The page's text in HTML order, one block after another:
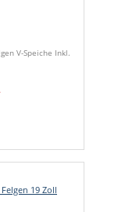
V-Speiche Inkl.